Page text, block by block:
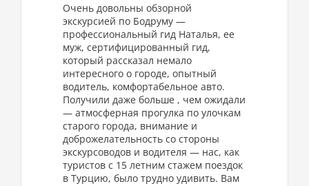
Очень довольны обзорной
экскурсией по Бодруму —
профессиональный гид Наталья, ее
муж, сертифицированный гид,
который рассказал немало
интересного о городе, опытный
водитель, комфортабельное авто.
Получили даже больше , чем ожидали
— атмосферная прогулка по улочкам
старого города, внимание и
доброжелательность со стороны
экскурсоводов и водителя — нас, как
туристов с 15 летним стажем поездок
в Турцию, было трудно удивить. Вам